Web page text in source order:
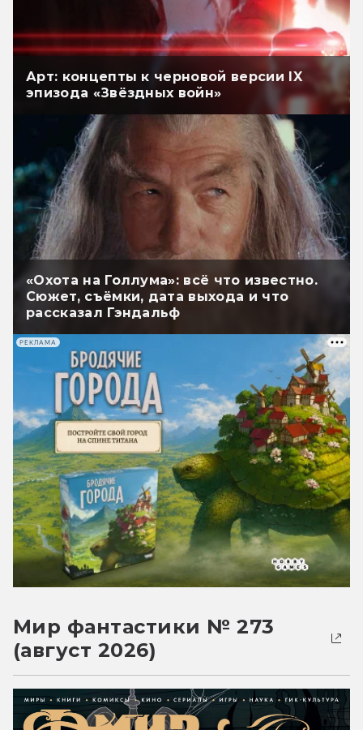
Арт: концепты к черновой версии IX
эпизода «Звёздных войн»
«Охота на Голлума»: всё что известно.
Сюжет, съёмки, дата выхода и что
рассказал Гэндальф
РЕКЛАМА
Мир фантастики № 273
(август 2026)